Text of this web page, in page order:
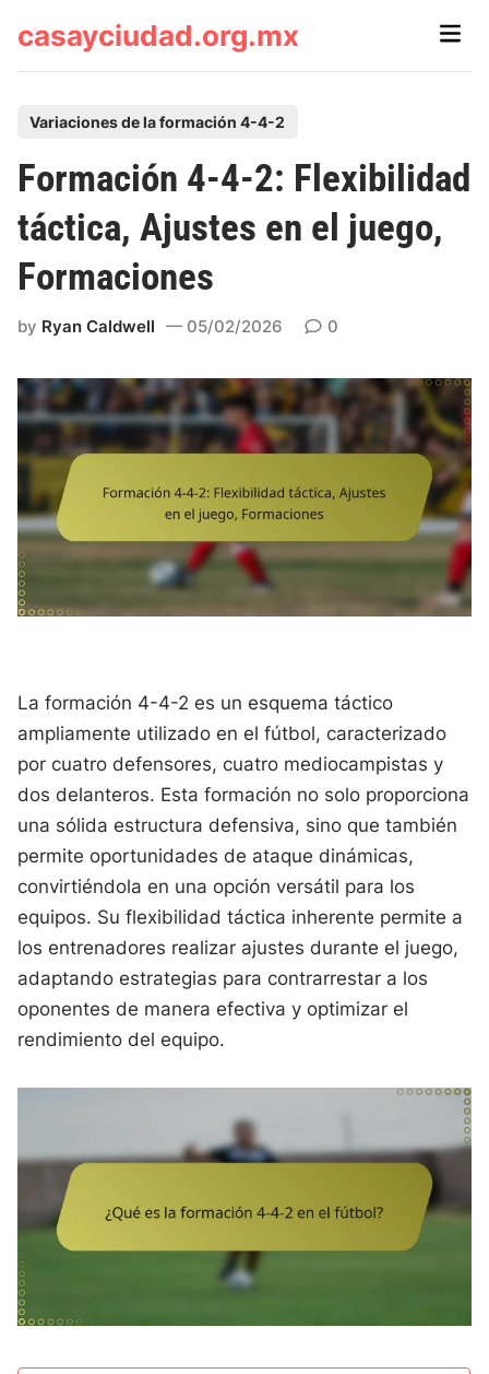
casayciudad.org.mx
Main
s
t
e
d
n
Variaciones de la formación 4-4-2
Formación 4-4-2: Flexibilidad
táctica, Ajustes en el juego,
Formaciones
by Ryan Caldwell 05/02/2026 0
La formación 4-4-2 es un esquema táctico
ampliamente utilizado en el fútbol, caracterizado
por cuatro defensores, cuatro mediocampistas y
dos delanteros. Esta formación no solo proporciona
una sólida estructura defensiva, sino que también
permite oportunidades de ataque dinámicas,
convirtiéndola en una opción versátil para los
equipos. Su flexibilidad táctica inherente permite a
los entrenadores realizar ajustes durante el juego,
adaptando estrategias para contrarrestar a los
oponentes de manera efectiva y optimizar el
rendimiento del equipo.